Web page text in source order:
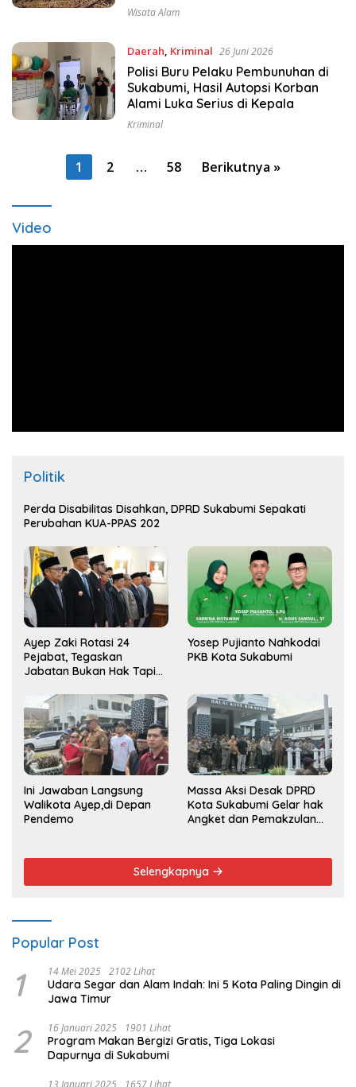
Wisata Alam
Daerah, Kriminal 26 Juni 2026
Polisi Buru Pelaku Pembunuhan di
Sukabumi, Hasil Autopsi Korban
Alami Luka Serius di Kepala
Kriminal
Paginasi
1 2 … 58 Berikutnya »
Video
Politik
Perda Disabilitas Disahkan, DPRD Sukabumi Sepakati
Perubahan KUA-PPAS 202
Ayep Zaki Rotasi 24
Pejabat, Tegaskan
Jabatan Bukan Hak Tapi
Yosep Pujianto Nahkodai
PKB Kota Sukabumi
Ini Jawaban Langsung
Walikota Ayep,di Depan
Pendemo
Massa Aksi Desak DPRD
Kota Sukabumi Gelar hak
Angket dan Pemakzulan
Selengkapnya
Popular Post
1 14 Mei 2025 2102 Lihat
Udara Segar dan Alam Indah: Ini 5 Kota Paling Dingin di
Jawa Timur
2 16 Januari 2025 1901 Lihat
Program Makan Bergizi Gratis, Tiga Lokasi
Dapurnya di Sukabumi
13 Januari 2025 1657 Lihat